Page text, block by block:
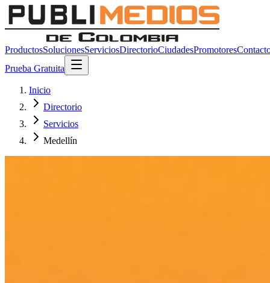
ProductosSolucionesServiciosDirectorioCiudadesPromotores
Prueba Gratuita
Inicio
Directorio
Servicios
Medellín